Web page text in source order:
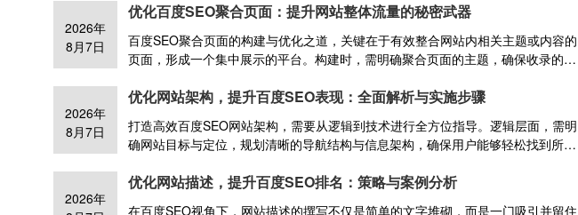
可忽视的重要策略。SEO长尾关键词优化主要包括：1,挖掘长尾词：利用工具分析
的内容。3,合理布局：在标题、正文、URL等位置自然融入长尾词。4,内链外链：通
过内链提升页面权重，外链增加曝光度。5,持续优化：定期监测长尾词表现，调整
优化策略。
2026年
8月7日
优化百度SEO聚合页面：提升网站整体流量的秘密武器
百度SEO聚合页面的构建与优化之道，关键在于有效整合网站内相关主题或内容的
页面，形成一个集中展示的平台。构建时，需明确聚合页面的主题，确保收录的内
标签，包含关键词以提高搜索相关性。在优化方面，注重页面内容的丰富度和质
外部链接的建设，增加聚合页面的曝光度和权重。同时，关注页面加载速度和移动
端适配性，确保用户在不同设备上都能顺畅访问。
2026年
8月7日
优化网站架构，提升百度SEO表现：全面解析与实施步骤
打造高效百度SEO网站架构，需要从逻辑到技术进行全方位指导。逻辑层面，需明
确网站目标与定位，规划清晰的导航结构与信息架构，确保用户能够轻松找到所需
采用语义化HTML标签、合理设置robots.txt和sitemap文件、优化图片与视频资源
2026年
优化网站描述，提升百度SEO排名：策略与案例分析
在百度SEO视角下，网站描述的撰写不仅是简单的文字堆砌，而是一门吸引并留住